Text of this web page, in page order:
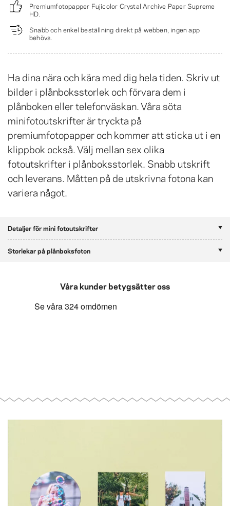
Ha dina nära och kära med dig hela tiden. Skriv ut
bilder i plånboksstorlek och förvara dem i
plånboken eller telefonväskan. Våra söta
minifotoutskrifter är tryckta på
premiumfotopapper och kommer att sticka ut i en
klippbok också. Välj mellan sex olika
fotoutskrifter i plånboksstorlek. Snabb utskrift
och leverans. Måtten på de utskrivna fotona kan
variera något.
Premiumfotopapper Fujicolor Crystal Archive Paper Supreme
HD.
Snabb och enkel beställning direkt på webben, ingen app
behövs.
Detaljer för mini fotoutskrifter
Storlekar på plånboksfoton
Våra kunder betygsätter oss